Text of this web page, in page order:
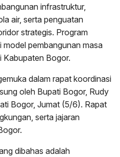
infrastruktur,
air, serta penguatan
strategis. Program
pembangunan masa
Kabupaten Bogor.
dalam rapat koordinasi
oleh Bupati Bogor, Rudy
Bogor, Jumat (5/6). Rapat
serta jajaran
dibahas adalah